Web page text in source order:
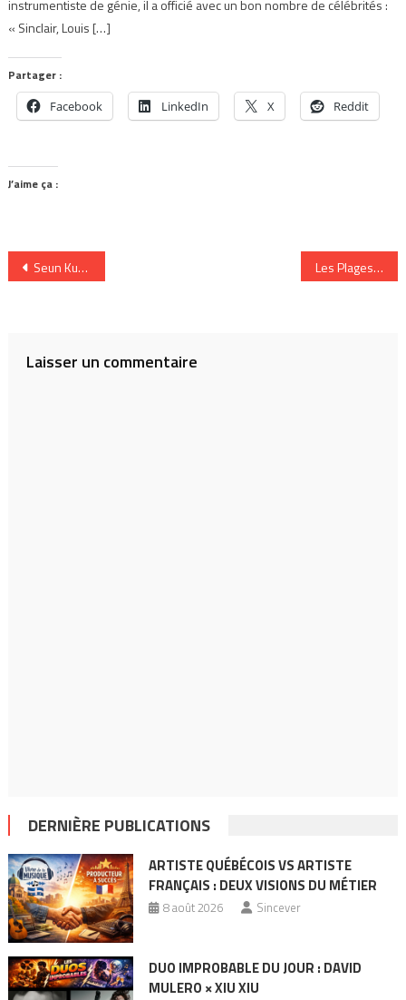
instrumentiste de génie, il a officié avec un bon nombre de célébrités :
« Sinclair, Louis […]
Partager :
Facebook LinkedIn X Reddit
J’aime ça :
Navigation
Seun Kuti, l’héritier de l’Afro Beat Les Plages Electroniques de Cannes, sous les DJ, la plage
Laisser un commentaire
DERNIÈRE PUBLICATIONS
ARTISTE QUÉBÉCOIS VS ARTISTE
FRANÇAIS : DEUX VISIONS DU MÉTIER
8 août 2026 Sincever
DUO IMPROBABLE DU JOUR : DAVID
MULERO × XIU XIU